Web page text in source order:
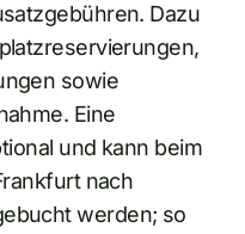
Dazu
sowie
Eine
und kann beim
nach
werden; so